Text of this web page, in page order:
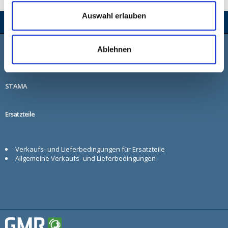
Auswahl erlauben
Ablehnen
STAMA
Ersatzteile
Verkaufs- und Lieferbedingungen für Ersatzteile
Allgemeine Verkaufs- und Lieferbedingungen